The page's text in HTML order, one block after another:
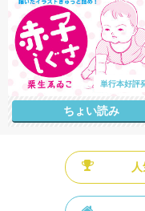
単行本好評
ちょい読み